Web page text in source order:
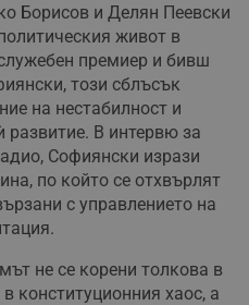
Борисов и Делян Пеевски
живот в
премиер и бивш
този сблъсък
на нестабилност и
развитие. В интервю за
Софиянски изрази
по който се отхвърлят
с управлението на
не се корени толкова в
конституционния хаос, а